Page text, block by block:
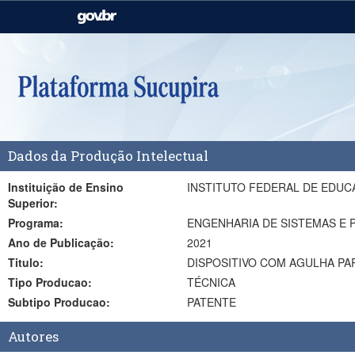
Casa Civil
Pecuária e Abastecimento
Dados da Produção Intelectual
Instituição de Ensino
Superior:
INSTITUTO FEDERAL DE
Programa:
ENGENHARIA DE SISTEMAS E
Ano de Publicação:
2021
Titulo:
DISPOSITIVO COM AGULHA
Tipo Producao:
TÉCNICA
Subtipo Producao:
PATENTE
Autores